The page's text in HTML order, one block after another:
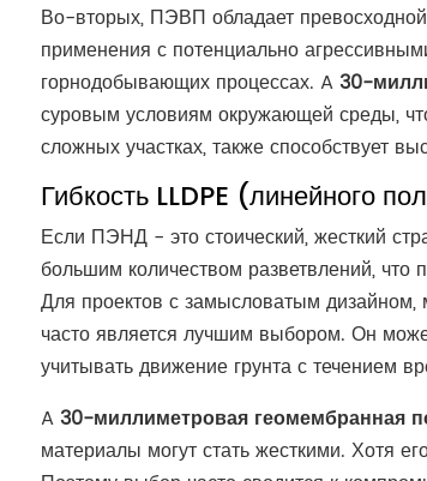
Во-вторых, ПЭВП обладает
применения с потенциально
горнодобывающих процессах. A30-
суровым условиям окружающей среды,
сложных участках, также способствует
Гибкость LLDPE (линейного
Если ПЭНД - это стоический, жесткий
большим количеством разветвлений,
Для проектов с замысловатым дизайном,
часто является лучшим выбором. Он
учитывать движение грунта с течением
A30-миллиметровая геомембранная
материалы могут стать жесткими. Хотя